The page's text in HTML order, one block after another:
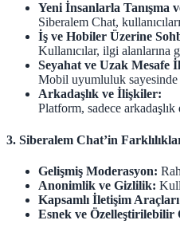
Yeni İnsanlarla Tanışma
Siberalem Chat,
İş ve Hobiler Üzerine
Kullanıcılar, ilgi
Seyahat ve Uzak Mesafe
Mobil uyumluluk sayesinde
Arkadaşlık ve İlişkiler:
Platform, sadece
3. Siberalem Chat’in
Gelişmiş Moderasyon:
Anonimlik ve Gizlilik:
Kapsamlı İletişim
Esnek ve Özelleştirilebilir